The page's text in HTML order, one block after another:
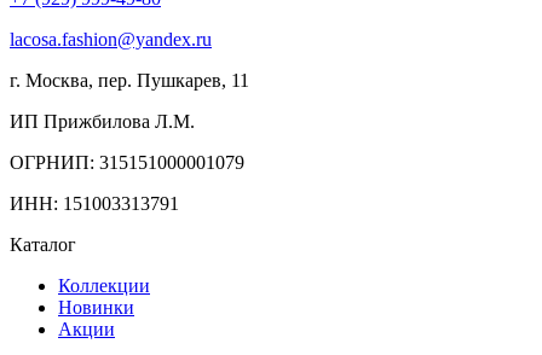
lacosa.fashion@yandex.ru
г. Москва, пер. Пушкарев, 11
ИП Прижбилова Л.М.
ОГРНИП: 315151000001079
ИНН: 151003313791
Каталог
Коллекции
Новинки
Акции